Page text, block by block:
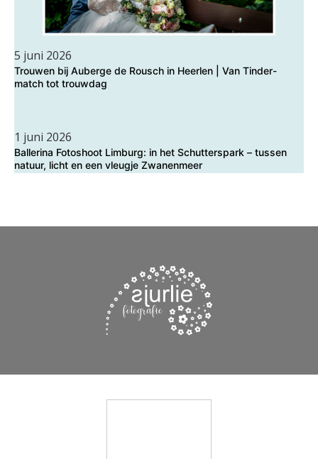
5 juni 2026
Trouwen bij Auberge de Rousch in Heerlen | Van Tinder-
match tot trouwdag
1 juni 2026
Ballerina Fotoshoot Limburg: in het Schutterspark – tussen
natuur, licht en een vleugje Zwanenmeer